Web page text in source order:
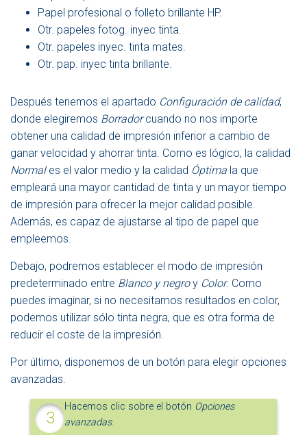
Papel profesional o folleto brillante HP.
Otr. papeles fotog. inyec tinta.
Otr. papeles inyec. tinta mates.
Otr. pap. inyec tinta brillante.
Después tenemos el apartado Configuración de calidad,
donde elegiremos Borradorcuando no nos importe
obtener una calidad de impresión inferior a cambio de
ganar velocidad y ahorrar tinta. Como es lógico, la calidad
Normales el valor medio y la calidad Óptima la que
empleará una mayor cantidad de tinta y un mayor tiempo
de impresión para ofrecer la mejor calidad posible.
Además, es capaz de ajustarse al tipo de papel que
empleemos.
Debajo, podremos establecer el modo de impresión
predeterminado entre Blanco y negroy Color. Como
puedes imaginar, si no necesitamos resultados en color,
podemos utilizar sólo tinta negra, que es otra forma de
reducir el coste de la impresión.
Por último, disponemos de un botón para elegir opciones
avanzadas.
Hacemos clic sobre el botón Opciones
avanzadas.